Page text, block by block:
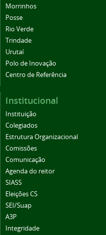
Morrinhos
Posse
Rio Verde
Trindade
Urutaí
Polo de Inovação
Centro de Referência
Institucional
Instituição
Colegiados
Estrutura Organizacional
Comissões
Comunicação
Agenda do reitor
SIASS
Eleições CS
SEI/Suap
A3P
Integridade